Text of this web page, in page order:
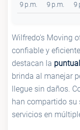
9 p.m.
9 p.m.
9
Wilfredo's Moving
confiable y
destacan la
brinda al manejar
llegue sin daños.
han compartido
servicios en